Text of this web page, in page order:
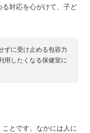
対応を心がけて、子ど
ずに受け止める包容力
用したくなる保健室に
とです。なかには人に